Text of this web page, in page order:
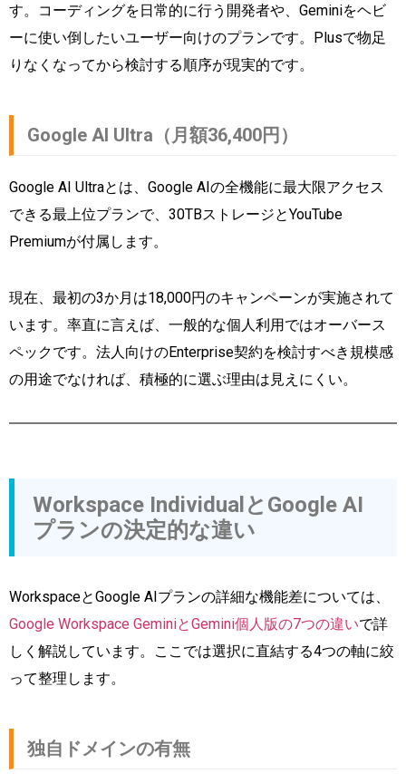
す。コーディングを日常的に行う開発者や、Geminiをヘビ
ーに使い倒したいユーザー向けのプランです。Plusで物足
りなくなってから検討する順序が現実的です。
Google AI Ultra（月額36,400円）
Google AI Ultraとは、Google AIの全機能に最大限アクセス
できる最上位プランで、30TBストレージとYouTube
Premiumが付属します。
現在、最初の3か月は18,000円のキャンペーンが実施されて
います。率直に言えば、一般的な個人利用ではオーバース
ペックです。法人向けのEnterprise契約を検討すべき規模感
の用途でなければ、積極的に選ぶ理由は見えにくい。
Workspace IndividualとGoogle AI
プランの決定的な違い
WorkspaceとGoogle AIプランの詳細な機能差については、
Google Workspace GeminiとGemini個人版の7つの違いで詳
しく解説しています。ここでは選択に直結する4つの軸に絞
って整理します。
独自ドメインの有無